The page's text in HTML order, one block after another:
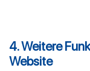
4. Weitere
Website